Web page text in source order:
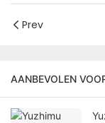
Prev
AANBEVOLEN